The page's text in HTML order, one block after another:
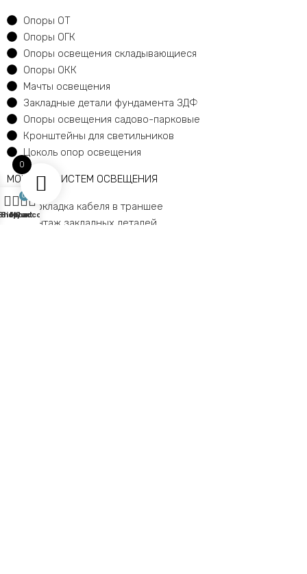
Опоры ОТ
Опоры ОГК
Опоры освещения складывающиеся
Опоры ОКК
Мачты освещения
Закладные детали фундамента ЗДФ
Опоры освещения садово-парковые
Кронштейны для светильников
Цоколь опор освещения
МОНТАЖ СИСТЕМ ОСВЕЩЕНИЯ
Прокладка кабеля в траншее
Монтаж закладных деталей
0
Sidebar
0
Cart
My account